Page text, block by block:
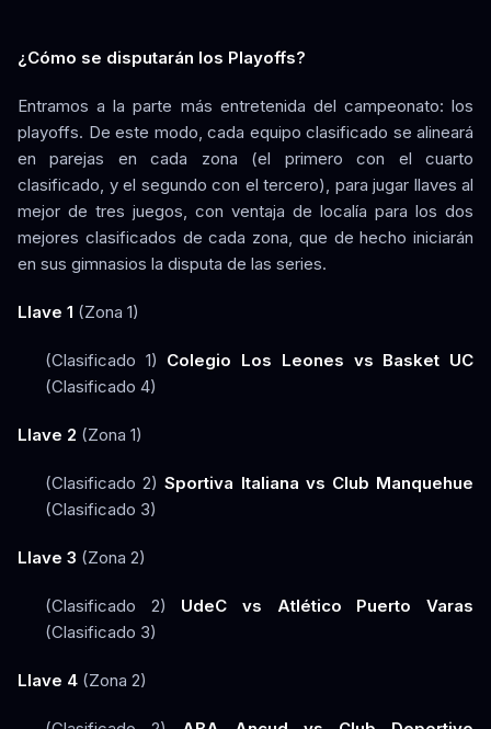
¿Cómo se disputarán los Playoffs?
Entramos a la parte más entretenida del campeonato: los
playoffs. De este modo, cada equipo clasificado se alineará
en parejas en cada zona (el primero con el cuarto
clasificado, y el segundo con el tercero), para jugar llaves al
mejor de tres juegos, con ventaja de localía para los dos
mejores clasificados de cada zona, que de hecho iniciarán
en sus gimnasios la disputa de las series.
Llave 1 (Zona 1)
(Clasificado 1) Colegio Los Leones vs Basket UC
(Clasificado 4)
Llave 2 (Zona 1)
(Clasificado 2)Sportiva Italiana vs Club Manquehue
(Clasificado 3)
Llave 3 (Zona 2)
(Clasificado 2) UdeC vs Atlético Puerto Varas
(Clasificado 3)
Llave 4 (Zona 2)